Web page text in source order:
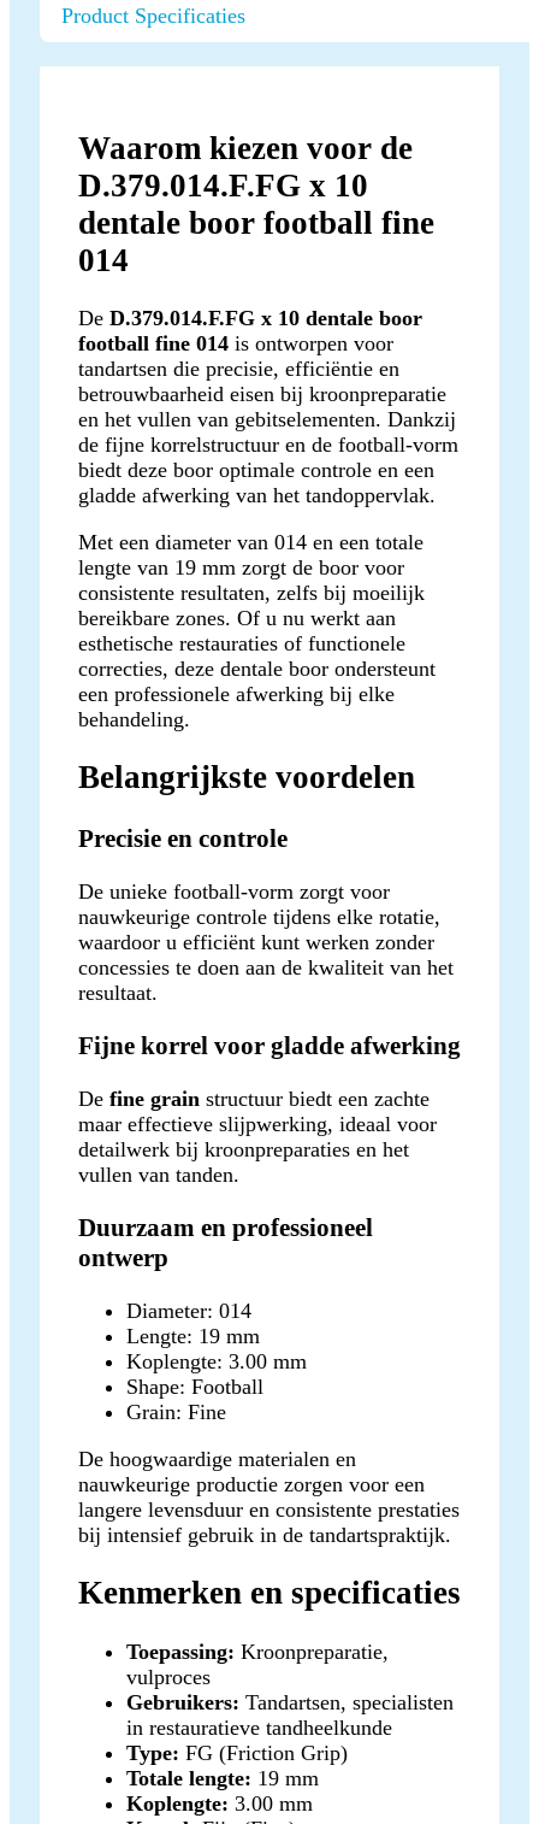
Product Specificaties
Waarom kiezen voor de
D.379.014.F.FG x 10
dentale boor football fine
014
De D.379.014.F.FG x 10 dentale boor
football fine 014 is ontworpen voor
tandartsen die precisie, efficiëntie en
betrouwbaarheid eisen bij kroonpreparatie
en het vullen van gebitselementen. Dankzij
de fijne korrelstructuur en de football-vorm
biedt deze boor optimale controle en een
gladde afwerking van het tandoppervlak.
Met een diameter van 014 en een totale
lengte van 19 mm zorgt de boor voor
consistente resultaten, zelfs bij moeilijk
bereikbare zones. Of u nu werkt aan
esthetische restauraties of functionele
correcties, deze dentale boor ondersteunt
een professionele afwerking bij elke
behandeling.
Belangrijkste voordelen
Precisie en controle
De unieke football-vorm zorgt voor
nauwkeurige controle tijdens elke rotatie,
waardoor u efficiënt kunt werken zonder
concessies te doen aan de kwaliteit van het
resultaat.
Fijne korrel voor gladde afwerking
De fine grain structuur biedt een zachte
maar effectieve slijpwerking, ideaal voor
detailwerk bij kroonpreparaties en het
vullen van tanden.
Duurzaam en professioneel
ontwerp
Diameter: 014
Lengte: 19 mm
Koplengte: 3.00 mm
Shape: Football
Grain: Fine
De hoogwaardige materialen en
nauwkeurige productie zorgen voor een
langere levensduur en consistente prestaties
bij intensief gebruik in de tandartspraktijk.
Kenmerken en specificaties
Toepassing: Kroonpreparatie,
vulproces
Gebruikers: Tandartsen, specialisten
in restauratieve tandheelkunde
Type: FG (Friction Grip)
Totale lengte: 19 mm
Koplengte: 3.00 mm